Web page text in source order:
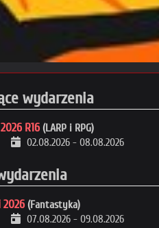
wydarzenia
R16 (LARP i RPG)
02.08.2026 - 08.08.2026
(Fantastyka)
07.08.2026 - 09.08.2026